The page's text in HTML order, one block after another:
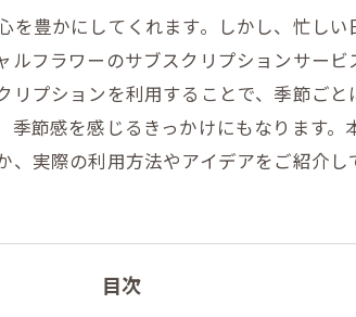
豊かにしてくれます。しかし、忙し
フラワーのサブスクリプションサー
プションを利用することで、季節ご
節感を感じるきっかけにもなります
実際の利用方法やアイデアをご紹介し
目次